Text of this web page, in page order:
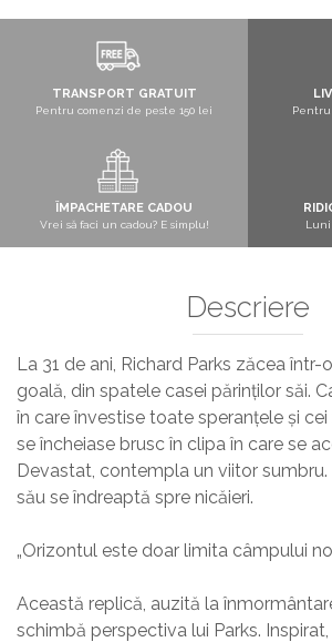
TRANSPORT GRATUIT
Pentru comenzi de peste 150 lei Pentru
ÎMPACHETARE CADOU
Vrei să faci un cadou? E simplu! Luni
Descriere
La 31 de ani, Richard Parks zăcea într-
goală, din spatele casei părinților săi.
în care învestise toate speranțele și
se încheiase brusc în clipa în care se
Devastat, contempla un viitor
său se îndreaptă spre nicăieri.
„Orizontul este doar limita câmpului
Această replică, auzită la
schimbă perspectiva lui Parks.